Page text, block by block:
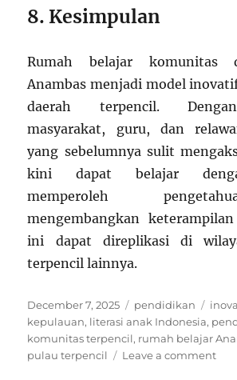
8. Kesimpulan
Rumah belajar komunitas
Anambas menjadi model
daerah terpencil.
masyarakat, guru, dan
yang sebelumnya sulit
kini dapat belajar
memperoleh
mengembangkan
ini dapat direplikasi di
terpencil lainnya.
Posted
on
December 7, 2025 Categories
pendidikan Tags
kepulauan, literasi anak Indonesia,
komunitas terpencil, rumah belajar
pulau terpencil
Leave a commenton